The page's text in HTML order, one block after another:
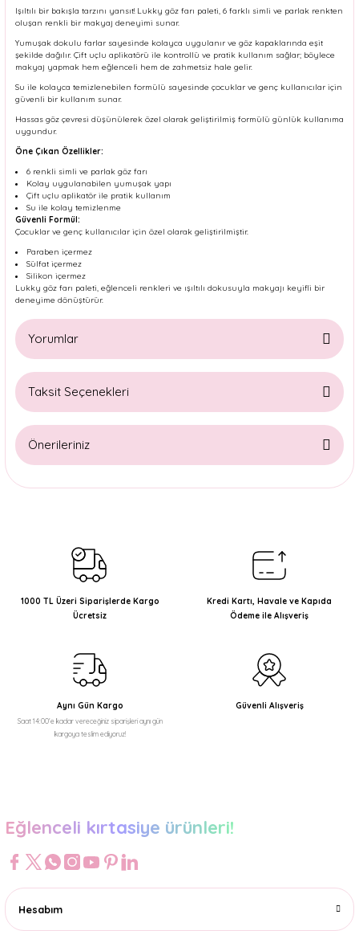
Işıltılı bir bakışla tarzını yansıt! Lukky göz farı paleti, 6 farklı simli ve parlak renkten
oluşan renkli bir makyaj deneyimi sunar.
Yumuşak dokulu farlar sayesinde kolayca uygulanır ve göz kapaklarında eşit
şekilde dağılır. Çift uçlu aplikatörü ile kontrollü ve pratik kullanım sağlar; böylece
makyaj yapmak hem eğlenceli hem de zahmetsiz hale gelir.
Su ile kolayca temizlenebilen formülü sayesinde çocuklar ve genç kullanıcılar için
güvenli bir kullanım sunar.
Hassas göz çevresi düşünülerek özel olarak geliştirilmiş formülü günlük kullanıma
uygundur.
Öne Çıkan Özellikler:
6 renkli simli ve parlak göz farı
Kolay uygulanabilen yumuşak yapı
Çift uçlu aplikatör ile pratik kullanım
Su ile kolay temizlenme
Güvenli Formül:
Çocuklar ve genç kullanıcılar için özel olarak geliştirilmiştir.
Paraben içermez
Sülfat içermez
Silikon içermez
Lukky göz farı paleti, eğlenceli renkleri ve ışıltılı dokusuyla makyajı keyifli bir
deneyime dönüştürür.
Yorumlar
Taksit Seçenekleri
Önerileriniz
Bu ürünün fiyat bilgisi, resim, ürün açıklamalarında ve diğer
Ürün resmi kalitesiz, bozuk veya görüntülenemiyor.
Ürün açıklamasında eksik bilgiler bulunuyor.
Ürün bilgilerinde hatalar bulunuyor.
Bu ürüne benzer farklı alternatifler olmalı.
1000 TL Üzeri Siparişlerde Kargo
Ücretsiz
Kredi Kartı, Havale ve Kapıda
Ödeme ile Alışveriş
Aynı Gün Kargo
Saat 14:00'e kadar vereceğiniz siparişleri aynı gün
kargoya teslim ediyoruz!
Güvenli Alışveriş
Eğlenceli kırtasiye ürünleri!
Hesabım